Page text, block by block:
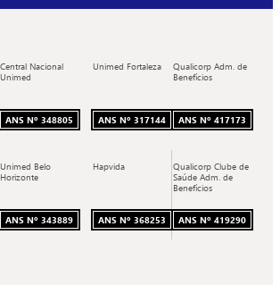
Central Nacional
Unimed
ANS Nº 348805
Unimed Fortaleza
ANS Nº 317144
Unimed Belo
Horizonte
ANS Nº 343889
Hapvida
ANS Nº 368253
Qualicorp Adm. de
Benefícios
ANS Nº 417173
Qualicorp Clube de
Saúde Adm. de
Benefícios
ANS Nº 419290